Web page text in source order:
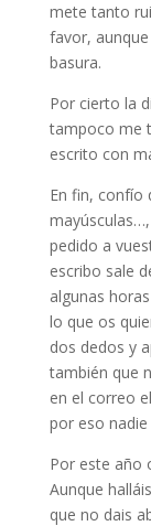
mete tanto
favor,
basura.
Por cierto la
tampoco me
escrito con
En fin, confío
pedido a
escribo sale
algunas
lo que os
dos dedos y
también que
en el correo
por eso
Por este año
Aunque
que no dais